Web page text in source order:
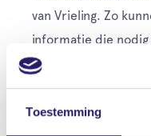
Toestemming
van Vrieling. Zo
informatie die
aansprakelijkheids-
Woonhuis